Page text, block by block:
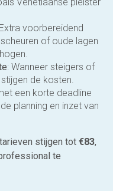
voorbereidend
of oude lagen
: Wanneer steigers of
de kosten.
een korte deadline
planning en inzet van
stijgen tot €83,
te